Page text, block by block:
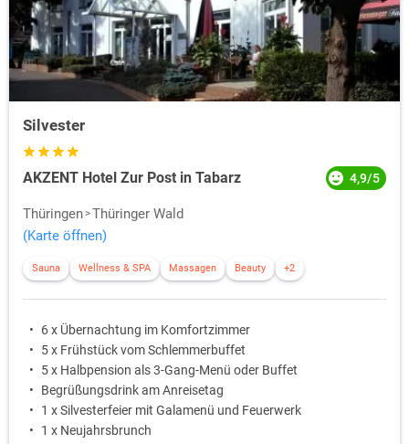
Silvester
AKZENT Hotel Zur Post in Tabarz 4,9/5
Thüringen Thüringer Wald
(Karte öffnen)
Sauna Wellness & SPA Massagen Beauty +2
6 x Übernachtung im Komfortzimmer
5 x Frühstück vom Schlemmerbuffet
5 x Halbpension als 3-Gang-Menü oder Buffet
Begrüßungsdrink am Anreisetag
1 x Silvesterfeier mit Galamenü und Feuerwerk
1 x Neujahrsbrunch